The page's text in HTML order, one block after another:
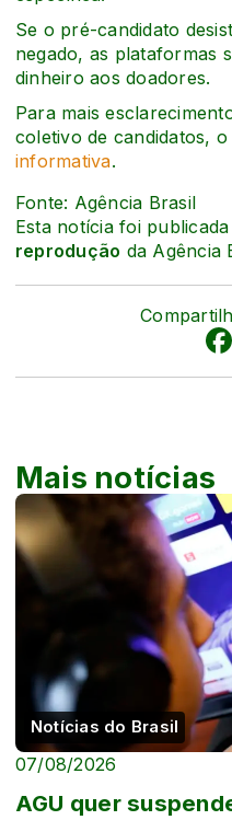
Se o pré-candidato
negado, as plataformas
dinheiro aos doadores.
Para mais
coletivo de candidatos,
informativa.
Fonte: Agência Brasil
Esta notícia foi
reprodução da Agência
Mais notícias
Notícias do Brasil
07/08/2026
AGU quer